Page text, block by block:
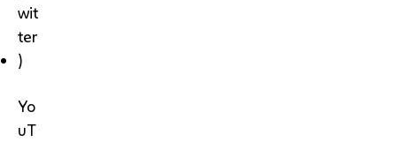
wit
ter
)
Yo
uT